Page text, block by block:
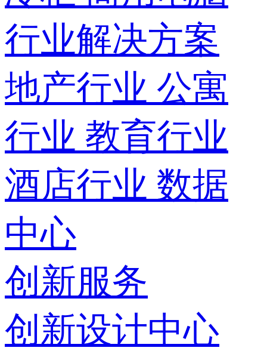
行业解决方案
地产行业 公寓
行业 教育行业
酒店行业 数据
中心
创新服务
创新设计中心